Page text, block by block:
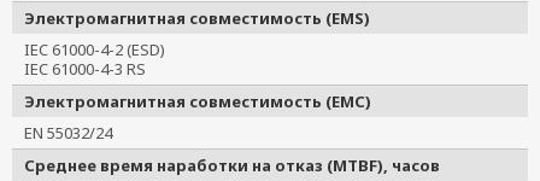
Электромагнитная совместимость (EMS)
IEC 61000-4-2 (ESD)
IEC 61000-4-3 RS
Электромагнитная совместимость (EMC)
EN 55032/24
Среднее время наработки на отказ (MTBF), часов